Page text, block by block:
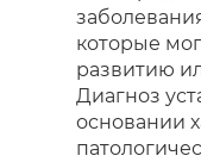
которые
развитию
Диагноз
основании